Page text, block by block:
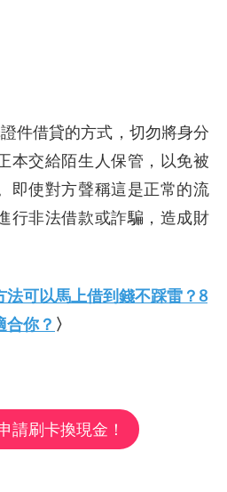
件借貸的方式，切勿將身分
本交給陌生人保管，以免被
即使對方聲稱這是正常的流
行非法借款或詐騙，造成財
法可以馬上借到錢不踩雷？8
你？ 〉
請刷卡換現金！